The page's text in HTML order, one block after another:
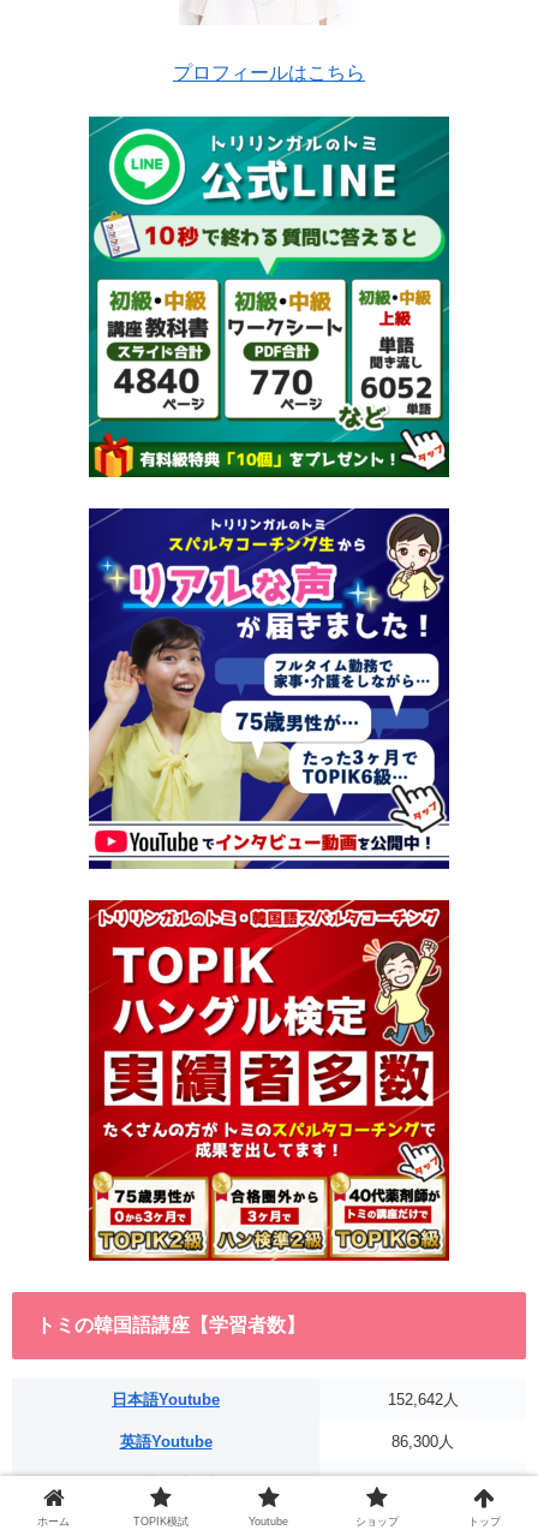
プロフィールはこちら
トミの韓国語講座【学習者数】
日本語Youtube 152,642人
英語Youtube 86,300人
最終試験受験者
初級修了者 1,902人
ホーム TOPIK模試 Youtube ショップ トップ